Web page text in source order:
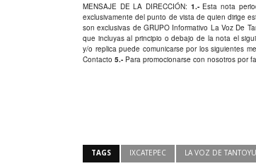
MENSAJE DE LA DIRECCIÓN: 1.-Esta nota
exclusivamente del punto de vista de quien dirige
son exclusivas de GRUPO Informativo La Voz De
que incluyas al principio o debajo de la nota el
y/o replica puede comunicarse por los siguientes
Contacto 5.- Para promocionarse con nosotros por
TAGS IXCATEPEC LA VOZ DE